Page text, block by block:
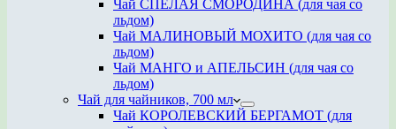
Чай СПЕЛАЯ СМОРОДИНА (для чая со
льдом)
Чай МАЛИНОВЫЙ МОХИТО (для чая со
льдом)
Чай МАНГО и АПЕЛЬСИН (для чая со
льдом)
Чай для чайников, 700 мл
Чай КОРОЛЕВСКИЙ БЕРГАМОТ (для